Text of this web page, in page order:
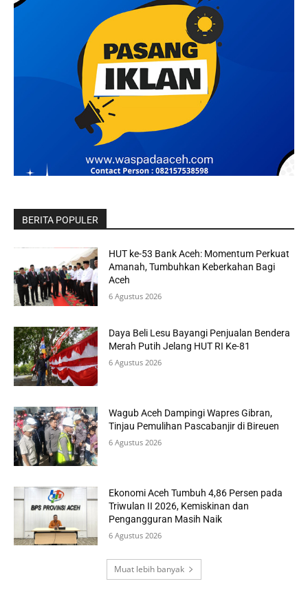
BERITA POPULER
HUT ke-53 Bank Aceh: Momentum Perkuat
Amanah, Tumbuhkan Keberkahan Bagi
Aceh
6 Agustus 2026
Daya Beli Lesu Bayangi Penjualan Bendera
Merah Putih Jelang HUT RI Ke-81
6 Agustus 2026
Wagub Aceh Dampingi Wapres Gibran,
Tinjau Pemulihan Pascabanjir di Bireuen
6 Agustus 2026
Ekonomi Aceh Tumbuh 4,86 Persen pada
Triwulan II 2026, Kemiskinan dan
Pengangguran Masih Naik
6 Agustus 2026
Muat lebih banyak